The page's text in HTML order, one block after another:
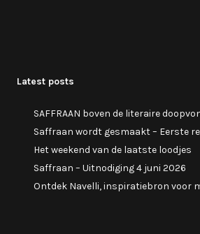
Latest posts
SAFFRAAN boven de literaire
Saffraan wordt gesmaakt – Eerste
Het weekend van de laatste loodjes
Saffraan – Uitnodiging 4 juni 2026
Ontdek Navelli, inspiratiebron voor